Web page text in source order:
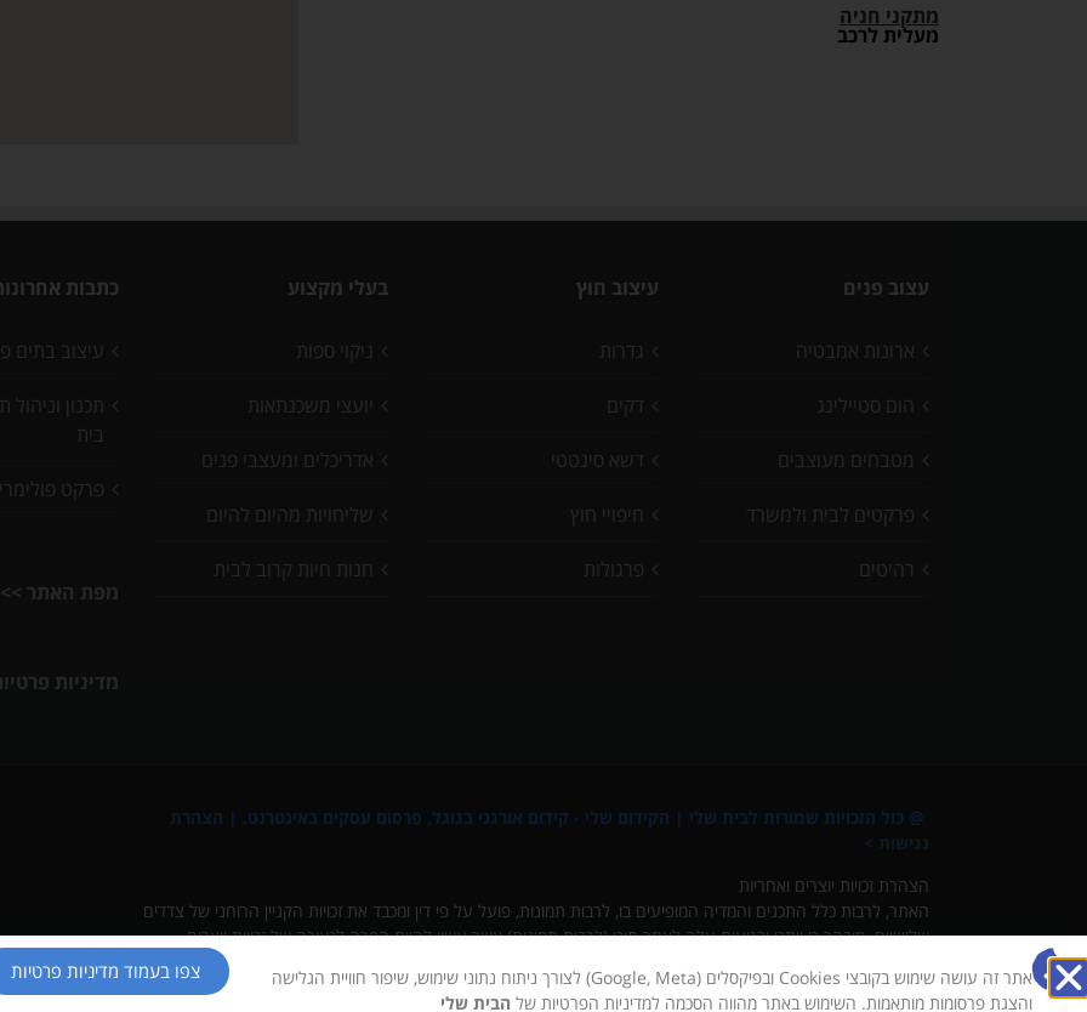
מתקני חניה
מעלית לרכב
עצוב פנים
ארונות אמבטיה
הום סטיילינג
מטבחים מעוצבים
פרקטים לבית ולמשרד
רהיטים
עיצוב חוץ
גדרות
דקים
דשא סינטטי
חיפויי חוץ
פרגולות
בעלי מקצוע
ניקוי ספות
יועצי משכנתאות
אדריכלים ומעצבי פנים
שליחויות מהיום להיום
חנות חיות קרוב לבית
כתבות
עיצוב בתים
תכנון
בית
פרקט
מפת האתר >>
מדיניות
@ כול הזכויות שמורות לבית שלי | הקידום שלי - קידום אורגני בגוגל, פרסום עסקים באינטרנט. | הצהרת
נגישות >
הצהרת זכויות יוצרים ואחריות
האתר, לרבות כלל התכנים והמדיה המופיעים בו, לרבות תמונות, פועל על פי דין ומכבד את זכויות הקניין הרוחני של צדדים
שלישיים. מובהר כי ייתכן ובטעות עלה לאתר תוכן (לרבות תמונות) אשר עשוי להוות הפרה לכאורה של זכויות יוצרים.
מובהר ומוסכם כי למפעילי האתר לא תהיה כל אחריות ישירה או עקיפה לכל נזק שייגרם עקב פרסום כאמור, וכי כל פנייה
בדבר חשש להפרת זכויות תיבחן באופן מיידי. ככל שנמצא כי תוכן כלשהו פוגע בזכויות צד ג', יוסר התוכן או תינתן התייחסות
אתר זה עושה שימוש בקובצי Cookies ובפיקסלים (Google, Meta) לצורך ניתוח נתוני שימוש, שיפור חוויית הגלישה
והצגת פרסומות מותאמות. השימוש באתר מהווה הסכמה למדיניות הפרטיות של הבית שלי
צפו בעמוד מדיניות פרטיות